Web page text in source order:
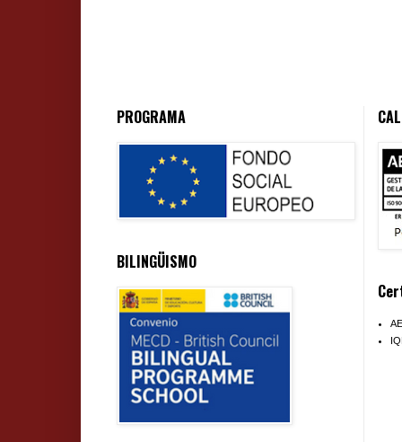
PROGRAMA
BILINGÜISMO